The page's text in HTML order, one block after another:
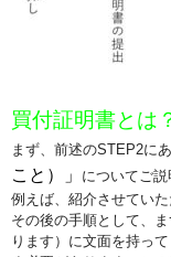
買付証明書とは
まず、前述のSTEP2に
こと）」
についてご説
例えば、紹介させてい
その後の手順として、
ります）に文面を持っ